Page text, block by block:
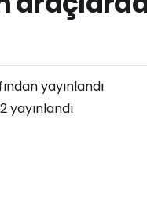
yayınlandı
yayınlandı